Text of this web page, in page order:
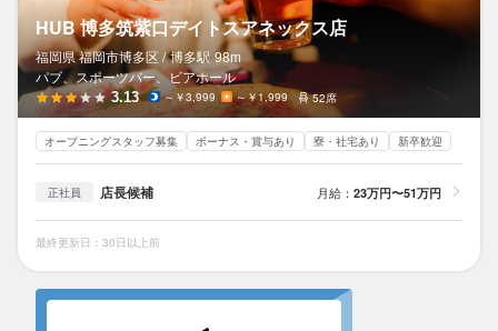
HUB 博多筑紫口デイトスアネックス店
福岡県 福岡市博多区 / 博多駅 98m
パブ、スポーツバー、ビアホール
3.13 ～￥3,999 ～￥1,999 52席
オープニングスタッフ募集 ボーナス・賞与あり 寮・社宅あり 新卒歓迎
正社員 店長候補 月給： 23万円〜51万円
最終更新日：30日以上前